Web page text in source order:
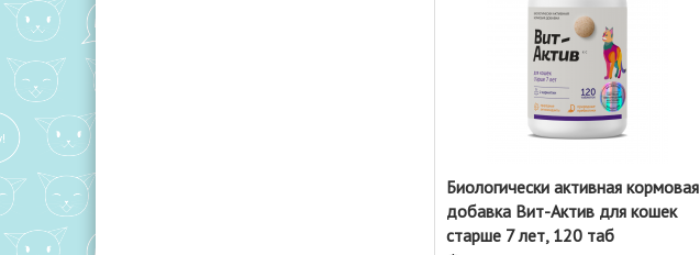
Биологически активная кормовая
добавка Вит-Актив для кошек
старше 7 лет, 120 таб